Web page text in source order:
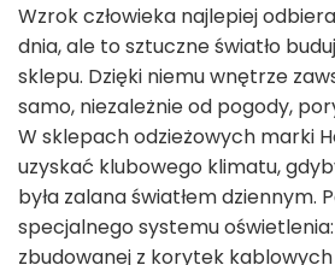
Wzrok człowieka najlepiej
dnia, ale to sztuczne światło
sklepu. Dzięki niemu wnętrze
samo, niezależnie od pogody,
W sklepach odzieżowych marki
uzyskać klubowego klimatu,
była zalana światłem dziennym.
specjalnego systemu
zbudowanej z korytek